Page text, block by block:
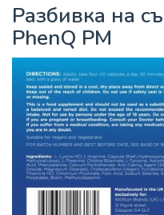
Разбивка на
PhenQ PM